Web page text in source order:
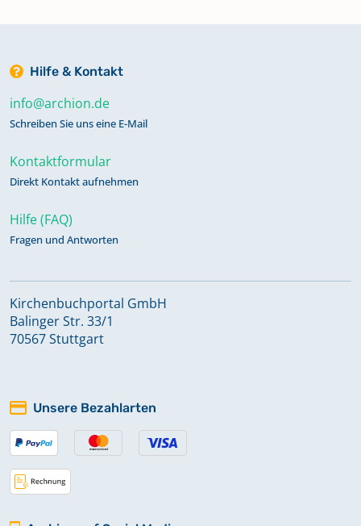
Hilfe & Kontakt
info@archion.de
Schreiben Sie uns eine E-Mail
Kontaktformular
Direkt Kontakt aufnehmen
Hilfe (FAQ)
Fragen und Antworten
Kirchenbuchportal GmbH
Balinger Str. 33/1
70567 Stuttgart
Unsere Bezahlarten